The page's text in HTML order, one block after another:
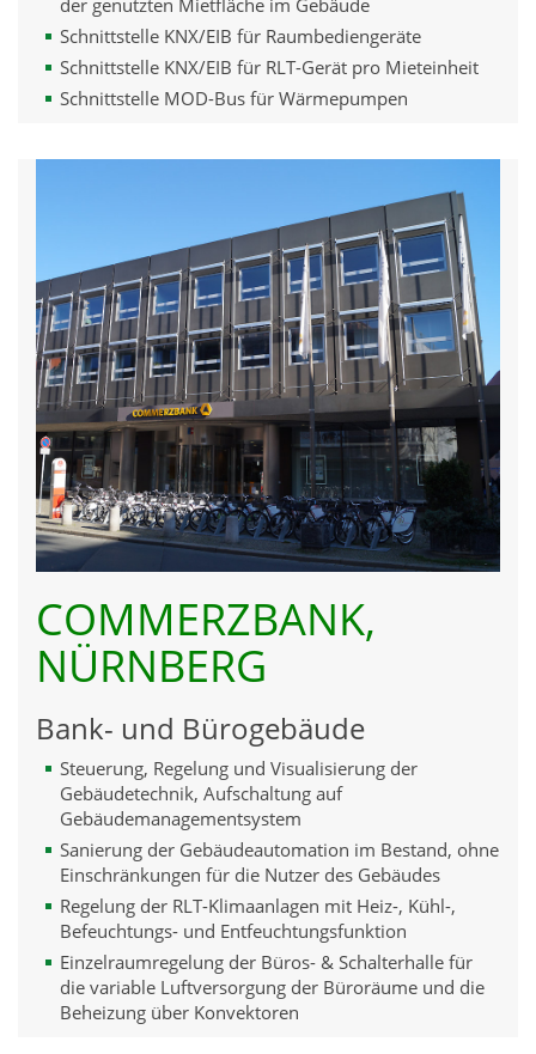
Schnittstelle KNX/EIB für Raumbediengeräte
Schnittstelle KNX/EIB für RLT-Gerät pro Mieteinheit
Schnittstelle MOD-Bus für Wärmepumpen
COMMERZBANK,
NÜRNBERG
Bank- und Bürogebäude
Steuerung, Regelung und Visualisierung der
Gebäudetechnik, Aufschaltung auf
Gebäudemanagementsystem
Sanierung der Gebäudeautomation im Bestand, ohne
Einschränkungen für die Nutzer des Gebäudes
Regelung der RLT-Klimaanlagen mit Heiz-, Kühl-,
Befeuchtungs- und Entfeuchtungsfunktion
Einzelraumregelung der Büros- & Schalterhalle für
die variable Luftversorgung der Büroräume und die
Beheizung über Konvektoren